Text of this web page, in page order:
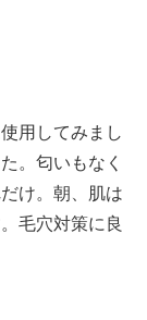
用してみまし
。匂いもなく
け。朝、肌は
毛穴対策に良